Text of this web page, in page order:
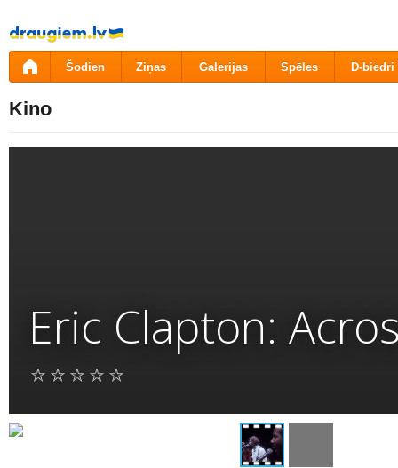
Pāriet
uz
saturu
Šodien Ziņas Galerijas Spēles D-biedri
Kino
Eric Clapton: